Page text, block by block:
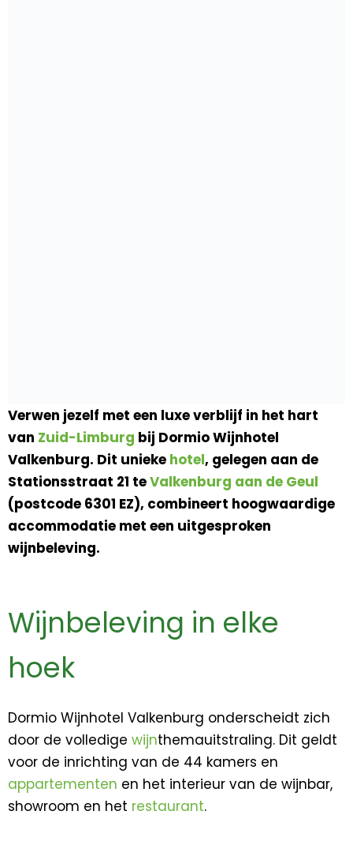
Verwen jezelf met een luxe verblijf in het hart
van Zuid-Limburg bij Dormio Wijnhotel
Valkenburg. Dit unieke hotel, gelegen aan de
Stationsstraat 21 teValkenburg aan de Geul
(postcode 6301 EZ), combineert hoogwaardige
accommodatie met een uitgesproken
wijnbeleving.
Wijnbeleving in elke
hoek
Dormio Wijnhotel Valkenburg onderscheidt zich
door de volledige wijn­thema­uitstraling. Dit geldt
voor de inrichting van de 44 kamers en
appartementen en het interieur van de wijnbar,
showroom en het restaurant.